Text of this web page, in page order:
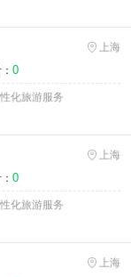
上海
0
化旅游服务
上海
0
化旅游服务
上海